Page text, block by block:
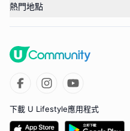
熱門地點
下載 U Lifestyle應用程式